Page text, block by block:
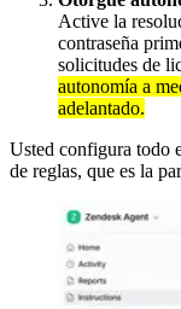
Active la
contraseña
solicitudes de
autonomía a
adelantado.
Usted configura todo
de reglas, que es la